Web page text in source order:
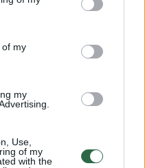
of my
my
Use,
of my
with the
ar net ištiks
turi didesnę
sergančiais
ir užkrėsti kitus“,
sveikatos
Jonė Vanagė.